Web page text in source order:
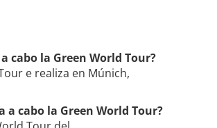
cabo la Green World Tour?
e realiza en Múnich,
a cabo la Green World Tour?